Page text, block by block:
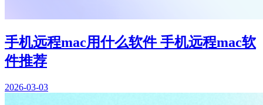
手机远程mac用什么软件 手机远程mac软
件推荐
2026-03-03